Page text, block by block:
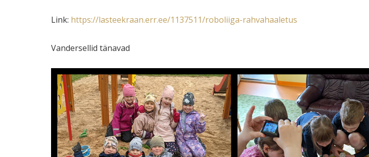
Link: https://lasteekraan.err.ee/1137511/roboliiga-rahvahaaletus
Vandersellid tänavad